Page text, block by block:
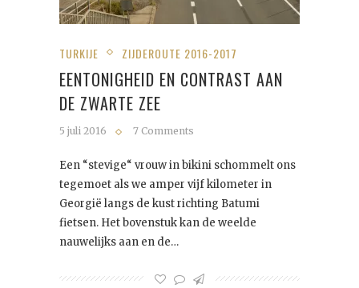
TURKIJE ZIJDEROUTE 2016-2017
EENTONIGHEID EN CONTRAST AAN
DE ZWARTE ZEE
5 juli 2016 7 Comments
Een “stevige“ vrouw in bikini schommelt ons
tegemoet als we amper vijf kilometer in
Georgië langs de kust richting Batumi
fietsen. Het bovenstuk kan de weelde
nauwelijks aan en de…